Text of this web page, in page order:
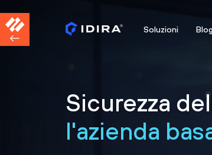
Soluzioni
Sicurezza
l'azienda